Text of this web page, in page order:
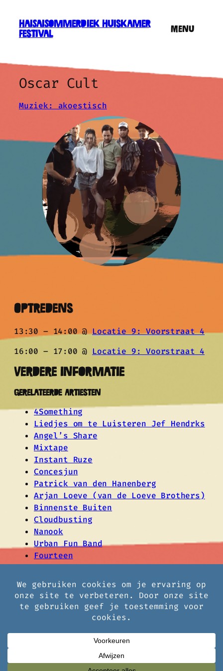
HaiSaiSommerdiek Huiskamer
Festival
Menu
Oscar Cult
Muziek: akoestisch
Optredens
13:30 – 14:00 @Locatie 9: Voorstraat 4
16:00 – 17:00 @ Locatie 9: Voorstraat 4
Verdere informatie
Gerelateerde Artiesten
4Something
Liedjes om te Luisteren Jef Hendrks
Angel’s Share
Mixtape
Instant Ruze
Concesjun
Patrick van den Hanenberg
Arjan Loeve (van de Loeve Brothers)
Binnenste Buiten
Cloudbusting
Nanook
Urban Fun Band
Fourteen
HaiSaiSommerdiek Huiskamer
WordPress